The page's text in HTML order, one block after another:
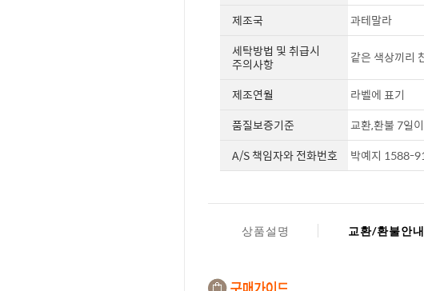
제조국
과테말라
세탁방법 및 취급시
주의사항 같은 색상끼리
제조연월
라벨에 표기
품질보증기준
교환,환불 7일
A/S 책임자와 전화번호
박예지 1588-
상품설명 교환/환불안내